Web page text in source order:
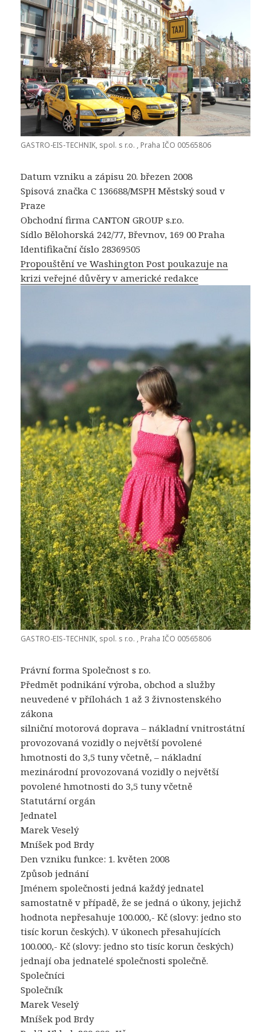
GASTRO-EIS-TECHNIK, spol. s r.o. , Praha IČO 00565806
Datum vzniku a zápisu 20. březen 2008
Spisová značka C 136688/MSPH Městský soud v
Praze
Obchodní firma CANTON GROUP s.r.o.
Sídlo Bělohorská 242/77, Břevnov, 169 00 Praha
Identifikační číslo 28369505
Propouštění ve Washington Post poukazuje na
krizi veřejné důvěry v americké redakce
GASTRO-EIS-TECHNIK, spol. s r.o. , Praha IČO 00565806
Právní forma Společnost s r.o.
Předmět podnikání výroba, obchod a služby
neuvedené v přílohách 1 až 3 živnostenského
zákona
silniční motorová doprava – nákladní vnitrostátní
provozovaná vozidly o největší povolené
hmotnosti do 3,5 tuny včetně, – nákladní
mezinárodní provozovaná vozidly o největší
povolené hmotnosti do 3,5 tuny včetně
Statutární orgán
Jednatel
Marek Veselý
Mníšek pod Brdy
Den vzniku funkce: 1. květen 2008
Způsob jednání
Jménem společnosti jedná každý jednatel
samostatně v případě, že se jedná o úkony, jejichž
hodnota nepřesahuje 100.000,- Kč (slovy: jedno sto
tisíc korun českých). V úkonech přesahujících
100.000,- Kč (slovy: jedno sto tisíc korun českých)
jednají oba jednatelé společnosti společně.
Společníci
Společník
Marek Veselý
Mníšek pod Brdy